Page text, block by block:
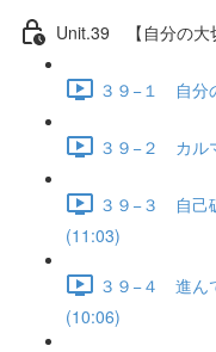
Unit.39 【自分の大
３９−１ 自分
３９−２ カル
３９−３ 自己
(11:03)
３９−４ 進ん
(10:06)